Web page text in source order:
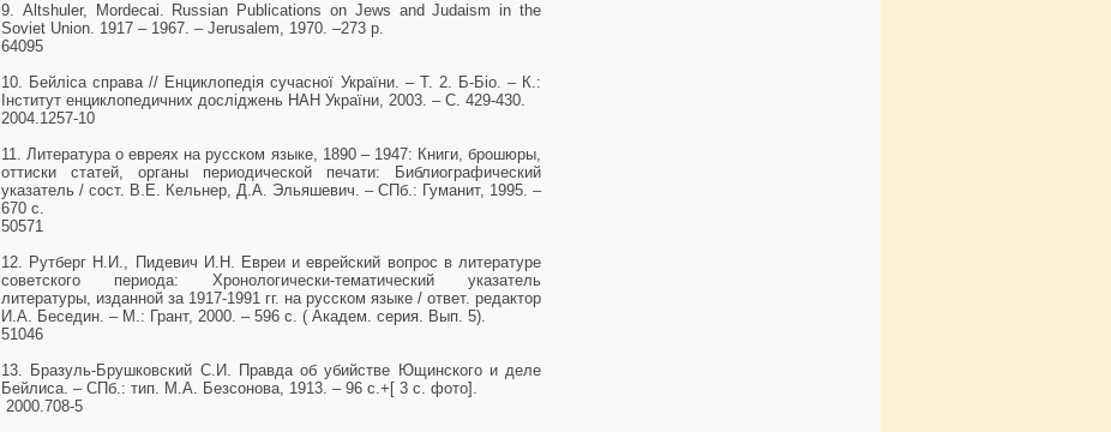
9. Altshuler, Mordecai. Russian Publications on Jews and Judaism in the
Soviet Union. 1917 – 1967. – Jerusalem, 1970. –273 p.
64095
10. Бейліса справа // Енциклопедія сучасної України. – Т. 2. Б-Біо. – К.:
Інститут енциклопедичних досліджень НАН України, 2003. – С. 429-430.
2004.1257-10
11. Литература о евреях на русском языке, 1890 – 1947: Книги, брошюры,
оттиски статей, органы периодической печати: Библиографический
указатель / cост. В.Е. Кельнер, Д.А. Эльяшевич. – СПб.: Гуманит, 1995. –
670 с.
50571
12. Рутберг Н.И., Пидевич И.Н. Евреи и еврейский вопрос в литературе
советского периода: Хронологически-тематический указатель
литературы, изданной за 1917-1991 гг. на русском языке / ответ. редактор
И.А. Беседин. – М.: Грант, 2000. – 596 с. ( Академ. серия. Вып. 5).
51046
13. Бразуль-Брушковский С.И. Правда об убийстве Ющинского и деле
Бейлиса. – СПб.: тип. М.А. Безсонова, 1913. – 96 с.+[ 3 с. фото].
2000.708-5